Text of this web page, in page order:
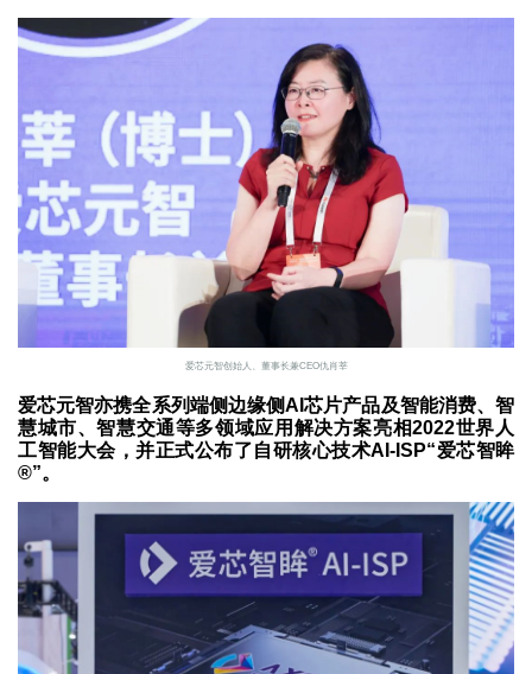
爱芯元智创始人、董事长兼CEO仇肖莘
爱芯元智亦携全系列端侧边缘侧AI芯片产品及智能消费、智
慧城市、智慧交通等多领域应用解决方案亮相2022世界人
工智能大会，并正式公布了自研核心技术AI-ISP“爱芯智眸
®”。